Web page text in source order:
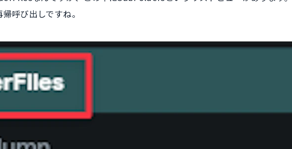
呼び出しですね。